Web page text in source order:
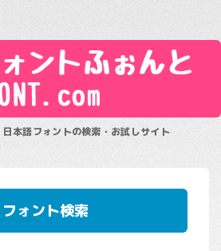
ントふぉんと
本語フォントの検索・お試しサイト
フォント検索